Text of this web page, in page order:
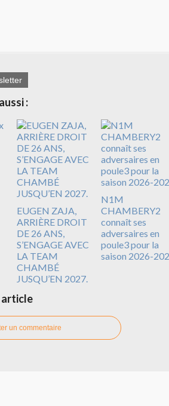
:
EUGEN ZAJA,
ARRIÈRE DROIT
DE 26 ANS,
S’ENGAGE AVEC
LA TEAM
CHAMBÉ
JUSQU’EN 2027.
N1M
CHAMBERY2
connaît ses
adversaires en
poule3 pour la
saison 2026-
article
un commentaire